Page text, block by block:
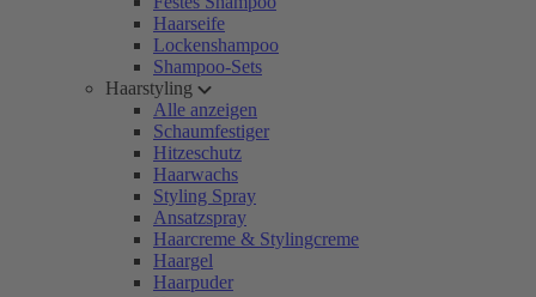
Haarseife
Lockenshampoo
Shampoo-Sets
Haarstyling
Alle anzeigen
Schaumfestiger
Hitzeschutz
Haarwachs
Styling Spray
Ansatzspray
Haarcreme & Stylingcreme
Haargel
Haarpuder